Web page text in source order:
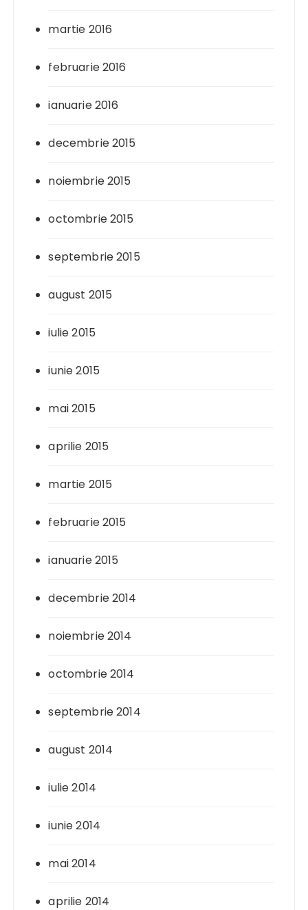
martie 2016
februarie 2016
ianuarie 2016
decembrie 2015
noiembrie 2015
octombrie 2015
septembrie 2015
august 2015
iulie 2015
iunie 2015
mai 2015
aprilie 2015
martie 2015
februarie 2015
ianuarie 2015
decembrie 2014
noiembrie 2014
octombrie 2014
septembrie 2014
august 2014
iulie 2014
iunie 2014
mai 2014
aprilie 2014